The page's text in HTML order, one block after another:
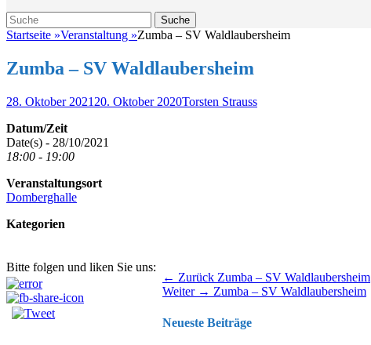
Suche
Suche
nach:
Startseite »Veranstaltung »Zumba – SV Waldlaubersheim
Zumba – SV Waldlaubersheim
Veröffentlicht
28. Oktober 2021 20. Oktober 2020Autor
Torsten Strauss
Datum/Zeit
Date(s) - 28/10/2021
18:00 - 19:00
Veranstaltungsort
Domberghalle
Kategorien
Bitte folgen und liken Sie uns:
Beitragsnavigation ← Zurück Vorhergehender
Beitrag:
Zumba – SV Waldlaubersheim
Weiter → Nächster
Zumba – SV Waldlaubersheim
Neueste Beiträge